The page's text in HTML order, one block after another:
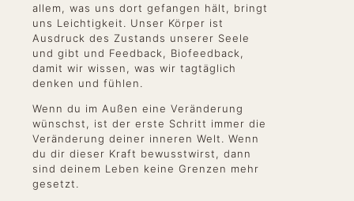
allem, was uns dort gefangen hält, bringt
uns Leichtigkeit. Unser Körper ist
Ausdruck des Zustands unserer Seele
und gibt und Feedback, Biofeedback,
damit wir wissen, was wir tagtäglich
denken und fühlen.
Wenn du im Außen eine Veränderung
wünschst, ist der erste Schritt immer die
Veränderung deiner inneren Welt. Wenn
du dir dieser Kraft bewusstwirst, dann
sind deinem Leben keine Grenzen mehr
gesetzt.